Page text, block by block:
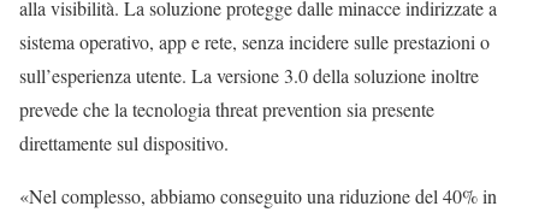
alla visibilità. La soluzione protegge dalle minacce indirizzate a
sistema operativo, app e rete, senza incidere sulle prestazioni o
sull’esperienza utente. La versione 3.0 della soluzione inoltre
prevede che la tecnologia threat prevention sia presente
direttamente sul dispositivo.
«Nel complesso, abbiamo conseguito una riduzione del 40% in